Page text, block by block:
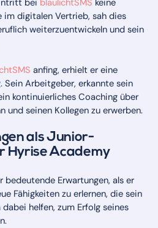
bei blaulichtSMS keine
im digitalen Vertrieb, sah dies
weiterzuentwickeln und sein
anfing, erhielt er eine
Sein Arbeitgeber, erkannte sein
kontinuierliches Coaching über
und seinen Kollegen zu erwerben.
als Junior-
Hyrise Academy
bedeutende Erwartungen, als er
Fähigkeiten zu erlernen, die sein
helfen, zum Erfolg seines